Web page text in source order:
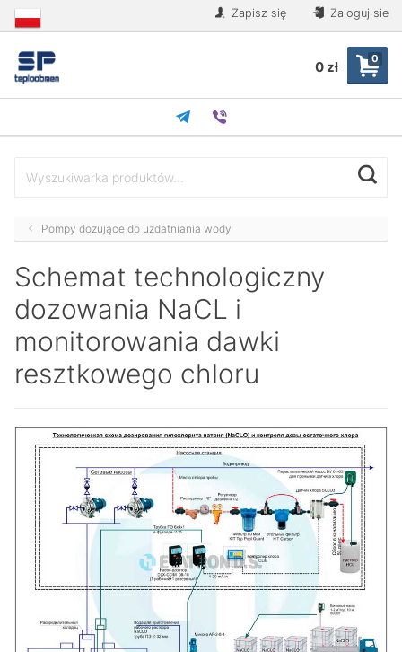
Zapisz się Zaloguj sie
0
0 zł
Pompy dozujące do uzdatniania wody
Schemat technologiczny
dozowania NaCL i
monitorowania dawki
resztkowego chloru